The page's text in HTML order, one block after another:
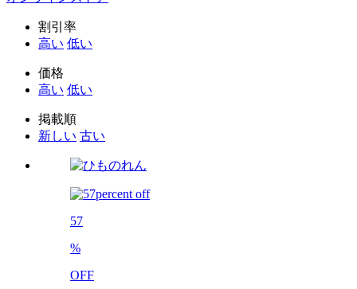
割引率
高い 低い
価格
高い 低い
掲載順
新しい 古い
57
%
OFF